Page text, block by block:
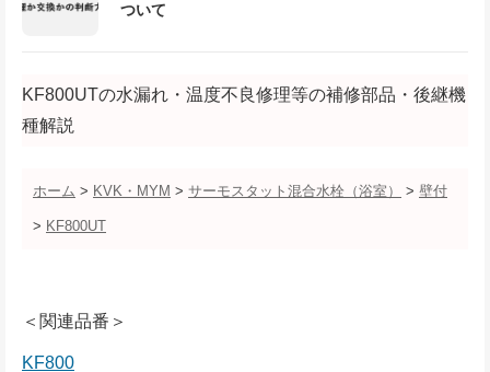
ついて
KF800UTの水漏れ・温度不良修理等の補修部品・後継機
種解説
ホーム > KVK・MYM > サーモスタット混合水栓（浴室） > 壁付
> KF800UT
＜関連品番＞
KF800